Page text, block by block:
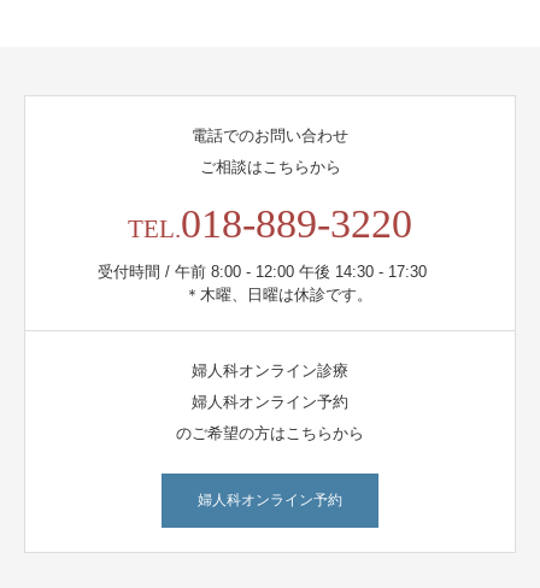
電話でのお問い合わせ
ご相談はこちらから
TEL.018-889-3220
受付時間 / 午前 8:00 - 12:00 午後 14:30 - 17:30
＊木曜、日曜は休診です。
婦人科オンライン診療
婦人科オンライン予約
のご希望の方はこちらから
婦人科オンライン予約